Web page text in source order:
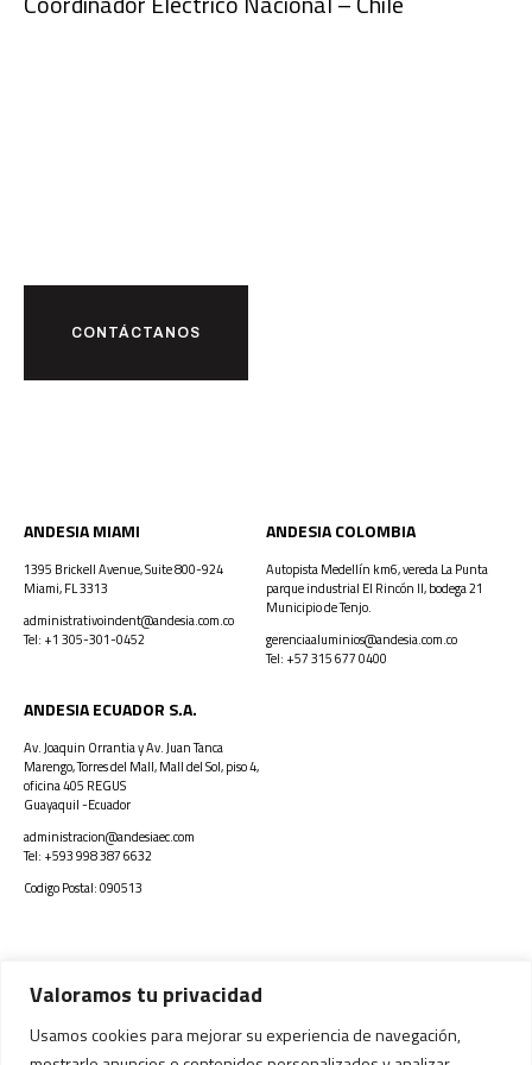
Valoramos tu privacidad
Usamos cookies para mejorar su experiencia de navegación,
CONTÁCTANOS
ANDESIA MIAMI
1395 Brickell Avenue, Suite 800-924
Miami, FL 3313
administrativoindent@andesia.com.co
Tel: +1 305-301-0452
ANDESIA COLOMBIA
Autopista Medellín km6, vereda La Punta
parque industrial El Rincón II, bodega 21
Municipio de Tenjo.
gerenciaaluminios@andesia.com.co
Tel: +57 315 677 0400
ANDESIA ECUADOR S.A.
Av. Joaquin Orrantia y Av. Juan Tanca
Marengo, Torres del Mall, Mall del Sol, piso 4,
oficina 405 REGUS
Guayaquil -Ecuador
administracion@andesiaec.com
Tel: +593 998 387 6632
Codigo Postal: 090513
Visita nuestra otra
marca de quimicos y
productos para
supiscina.com.co